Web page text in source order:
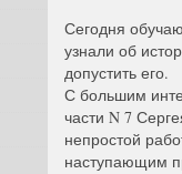
Сегодня
узнали об
допустить его.
С большим
части N 7
непростой
наступающим